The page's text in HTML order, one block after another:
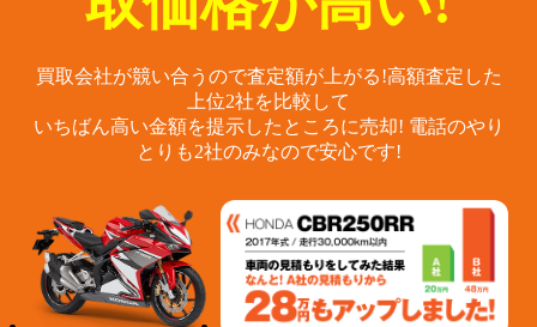
買取会社が競い合うので査定額が上がる!高額査定した
上位2社を比較して
いちばん高い金額を提示したところに売却! 電話のやり
とりも2社のみなので安心です!